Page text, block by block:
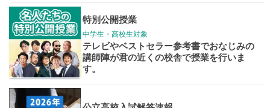
志作文コンクール 君の未来
情報